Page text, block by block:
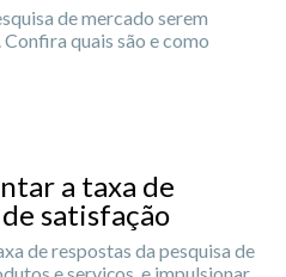
de mercado serem
quais são e como
a taxa de
satisfação
de respostas da pesquisa de